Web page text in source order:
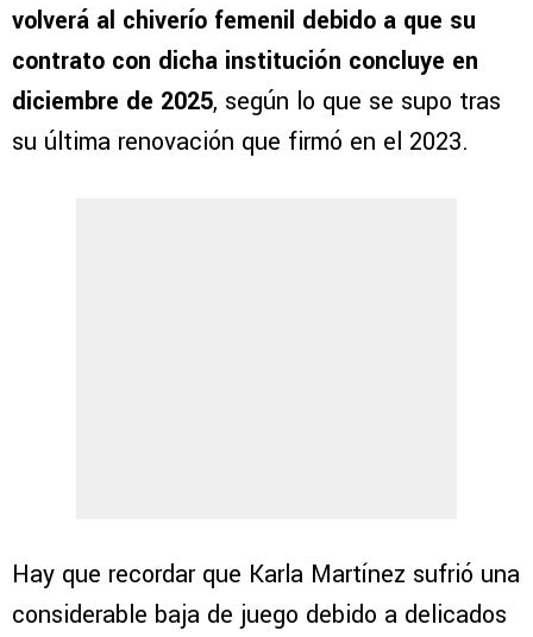
volverá al chiverío femenil debido a que su
contrato con dicha institución concluye en
diciembre de 2025, según lo que se supo tras
su última renovación que firmó en el 2023.
Hay que recordar que Karla Martínez sufrió una
considerable baja de juego debido a delicados